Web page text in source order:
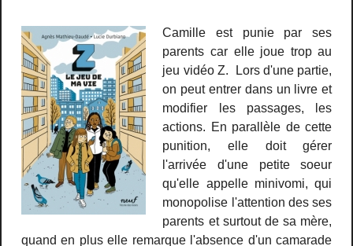
Camille est punie par ses
parents car elle joue trop au
jeu vidéo Z. Lors d'une partie,
on peut entrer dans un livre et
modifier les passages, les
actions. En parallèle de cette
punition, elle doit gérer
l'arrivée d'une petite soeur
qu'elle appelle minivomi, qui
monopolise l'attention des ses
parents et surtout de sa mère,
quand en plus elle remarque l'absence d'un camarade